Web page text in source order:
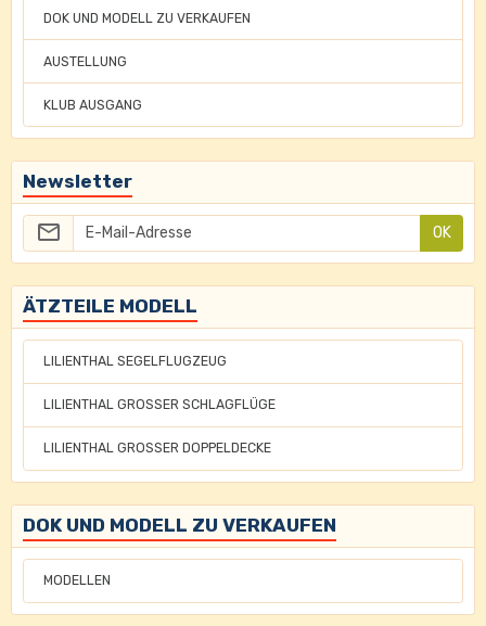
DOK UND MODELL ZU VERKAUFEN
AUSTELLUNG
KLUB AUSGANG
Newsletter
OK
ÄTZTEILE MODELL
LILIENTHAL SEGELFLUGZEUG
LILIENTHAL GROSSER SCHLAGFLÜGE
LILIENTHAL GROSSER DOPPELDECKE
DOK UND MODELL ZU VERKAUFEN
MODELLEN